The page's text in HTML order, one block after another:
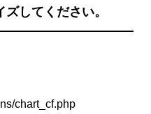
してください。
chart_cf.php